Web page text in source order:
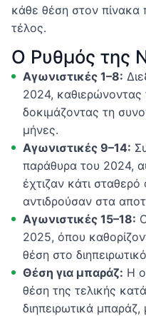
κάθε θέση στον πίνακα
τέλος.
Ο Ρυθμός της
Αγωνιστικές 1–8:
2024, καθιερώνοντας
δοκιμάζοντας τη
μήνες.
Αγωνιστικές 9–14:
παράθυρα του 2024,
έχτιζαν κάτι
αντιδρούσαν στα
Αγωνιστικές 15–18:
2025, όπου
θέση στο
Θέση για μπαράζ: Η
θέση της τελικής
διηπειρωτικά